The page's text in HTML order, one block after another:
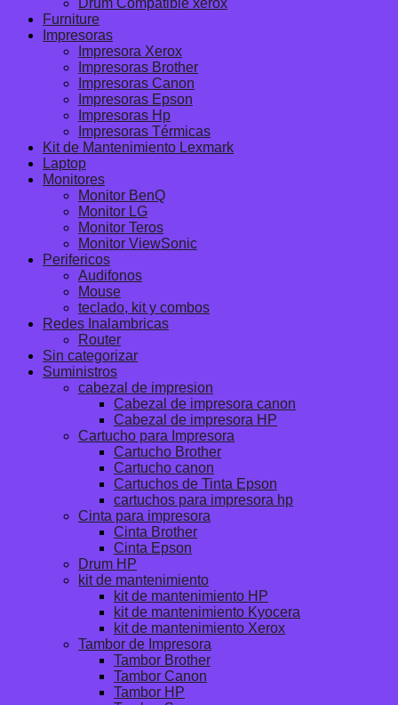
Furniture
Impresoras
Impresora Xerox
Impresoras Brother
Impresoras Canon
Impresoras Epson
Impresoras Hp
Impresoras Térmicas
Kit de Mantenimiento Lexmark
Laptop
Monitores
Monitor BenQ
Monitor LG
Monitor Teros
Monitor ViewSonic
Perifericos
Audifonos
Mouse
teclado, kit y combos
Redes Inalambricas
Router
Sin categorizar
Suministros
cabezal de impresion
Cabezal de impresora canon
Cabezal de impresora HP
Cartucho para Impresora
Cartucho Brother
Cartucho canon
Cartuchos de Tinta Epson
cartuchos para impresora hp
Cinta para impresora
Cinta Brother
Cinta Epson
Drum HP
kit de mantenimiento
kit de mantenimiento HP
kit de mantenimiento Kyocera
kit de mantenimiento Xerox
Tambor de Impresora
Tambor Brother
Tambor Canon
Tambor HP